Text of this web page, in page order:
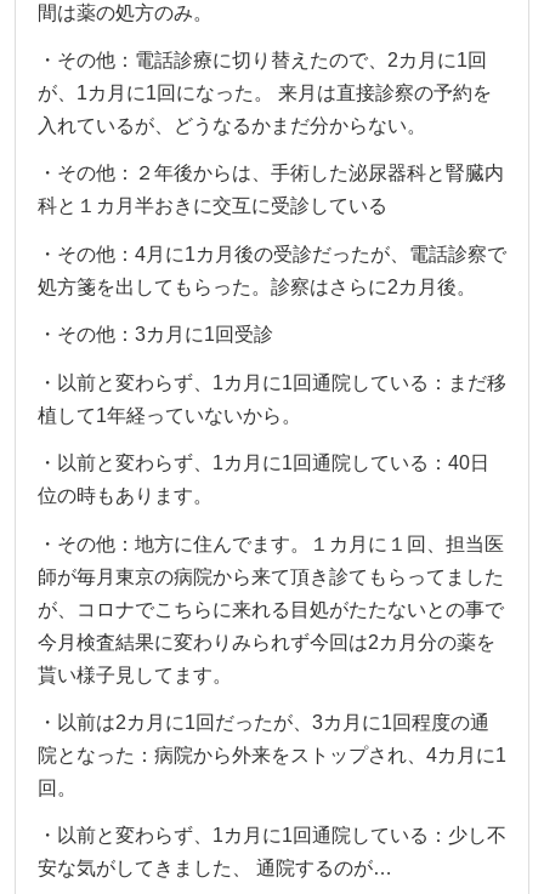
間は薬の処方のみ。
・その他：電話診療に切り替えたので、2カ月に1回
が、1カ月に1回になった。 来月は直接診察の予約を
入れているが、どうなるかまだ分からない。
・その他：２年後からは、手術した泌尿器科と腎臓内
科と１カ月半おきに交互に受診している
・その他：4月に1カ月後の受診だったが、電話診察で
処方箋を出してもらった。診察はさらに2カ月後。
・その他：3カ月に1回受診
・以前と変わらず、1カ月に1回通院している：まだ移
植して1年経っていないから。
・以前と変わらず、1カ月に1回通院している：40日
位の時もあります。
・その他：地方に住んでます。１カ月に１回、担当医
師が毎月東京の病院から来て頂き診てもらってました
が、コロナでこちらに来れる目処がたたないとの事で
今月検査結果に変わりみられず今回は2カ月分の薬を
貰い様子見してます。
・以前は2カ月に1回だったが、3カ月に1回程度の通
院となった：病院から外来をストップされ、4カ月に1
回。
・以前と変わらず、1カ月に1回通院している：少し不
安な気がしてきました、 通院するのが…